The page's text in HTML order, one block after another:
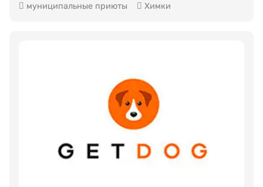
муниципальные приюты
Химки